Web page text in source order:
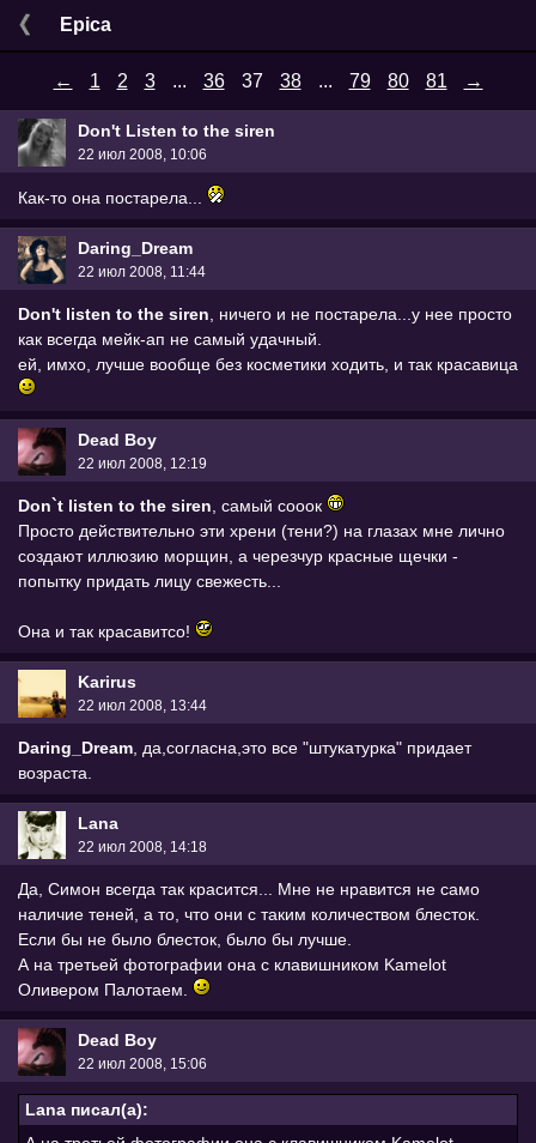
Epica
← 1 2 3... 3637 38... 79 80 81 →
Don't Listen to the siren
22 июл 2008, 10:06
Как-то она постарела...
Daring_Dream
22 июл 2008, 11:44
Don't listen to the siren , ничего и не постарела...у нее просто
как всегда мейк-ап не самый удачный.
ей, имхо, лучше вообще без косметики ходить, и так красавица
Dead Boy
22 июл 2008, 12:19
Don`t listen to the siren , самый сооок
Просто действительно эти хрени (тени?) на глазах мне лично
создают иллюзию морщин, а черезчур красные щечки -
попытку придать лицу свежесть...
Она и так красавитсо!
Karirus
22 июл 2008, 13:44
Daring_Dream , да,согласна,это все "штукатурка" придает
возраста.
Lana
22 июл 2008, 14:18
Да, Симон всегда так красится... Мне не нравится не само
наличие теней, а то, что они с таким количеством блесток.
Если бы не было блесток, было бы лучше.
А на третьей фотографии она с клавишником Kamelot
Оливером Палотаем.
Dead Boy
22 июл 2008, 15:06
Lana писал(а):